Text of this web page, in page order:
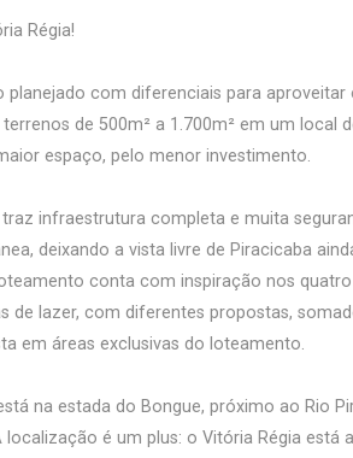
Régia!
planejado com diferenciais para
de 500m² a 1.700m² em um local
espaço, pelo menor investimento.
traz infraestrutura completa e muita
deixando a vista livre de Piracicaba
conta com inspiração nos
de lazer, com diferentes propostas,
em áreas exclusivas do loteamento.
na estada do Bongue, próximo ao Rio
localização é um plus: o Vitória Régia está